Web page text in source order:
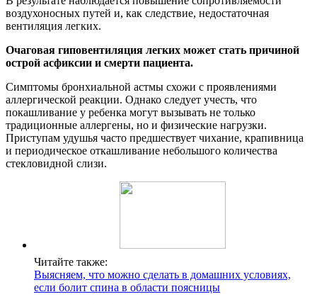
воздухоносных путей и, как следствие, недостаточная
вентиляция легких.
Очаговая гиповентиляция легких может стать причиной
острой асфиксии и смерти пациента.
Симптомы бронхиальной астмы схожи с проявлениями
аллергической реакции. Однако следует учесть, что
покашливание у ребенка могут вызывать не только
традиционные аллергены, но и физические нагрузки.
Приступам удушья часто предшествует чихание, крапивница
и периодическое откашливание небольшого количества
стекловидной слизи.
Читайте также:
Выясняем, что можно сделать в домашних условиях,
если болит спина в области поясницы